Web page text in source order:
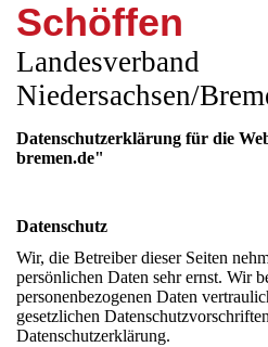
Schöffen
Landesverband
Niedersachsen/
Datenschutzerklärung für die
bremen.de"
Datenschutz
Wir, die Betreiber dieser Seiten
persönlichen Daten sehr ernst. Wir
personenbezogenen Daten
gesetzlichen
Datenschutzerklärung.